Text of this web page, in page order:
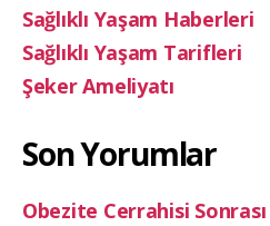
Sağlıklı Yaşam Haberleri
Sağlıklı Yaşam Tarifleri
Şeker Ameliyatı
Son Yorumlar
Obezite Cerrahisi